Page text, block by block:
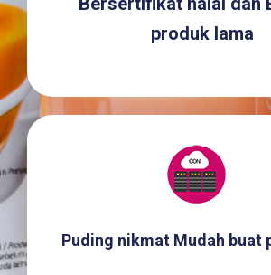
produk lama
Puding nikmat Mudah buat